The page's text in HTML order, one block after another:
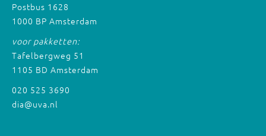
Postbus 1628
1000 BP Amsterdam
voor pakketten:
Tafelbergweg 51
1105 BD Amsterdam
020 525 3690
dia@uva.nl